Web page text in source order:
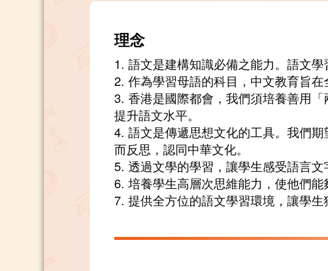
理念
1. 語文是建構知識必備之能力。語文
2. 作為學習母語的科目，中文教育旨在
3. 香港是國際都會，我們須培養善用
提升語文水平。
4. 語文是傳遞思想文化的工具。我們
而反思，認同中華文化。
5. 透過文學的學習，讓學生感受語言
6. 培養學生高層次思維能力，使他們能
7. 提供全方位的語文學習環境，讓學生